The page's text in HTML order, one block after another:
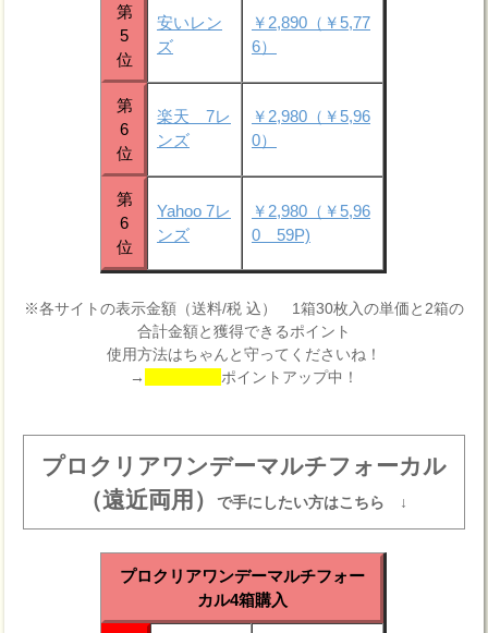
第
5
位
安いレン
ズ
￥2,890（￥5,77
6）
第
6
位
楽天 7レ
ンズ
￥2,980（￥5,96
0）
第
6
位
Yahoo 7レ
ンズ
￥2,980（￥5,96
0 59P)
※各サイトの表示金額（送料/税 込） 1箱30枚入の単価と2箱の
合計金額と獲得できるポイント
使用方法はちゃんと守ってくださいね！
→
ポイントアップ中！
プロクリアワンデーマルチフォーカル
（遠近両用）で手にしたい方はこちら ↓
プロクリアワンデーマルチフォー
カル4箱購入